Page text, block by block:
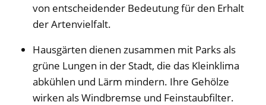
von entscheidender Bedeutung für den Erhalt
der Artenvielfalt.
Hausgärten dienen zusammen mit Parks als
grüne Lungen in der Stadt, die das Kleinklima
abkühlen und Lärm mindern. Ihre Gehölze
wirken als Windbremse und Feinstaubfilter.